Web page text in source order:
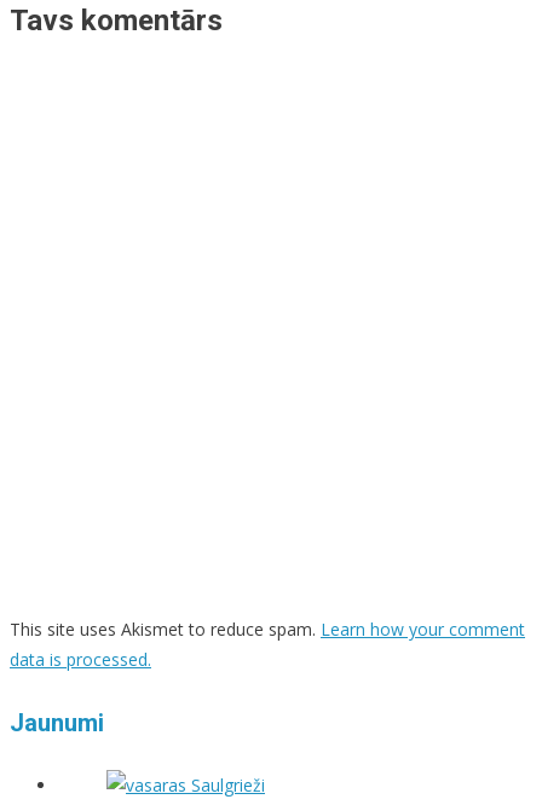
Tavs komentārs
This site uses Akismet to reduce spam. Learn how your comment
data is processed.
Jaunumi